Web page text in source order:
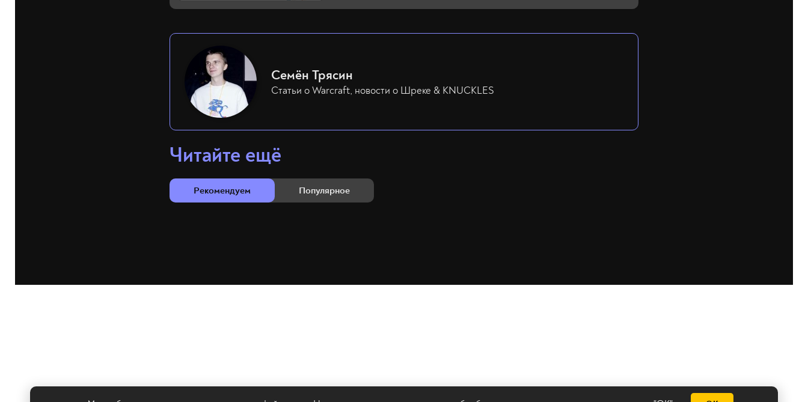
Семён Трясин
Статьи о Warcraft, новости о Шреке & KNUCKLES
Читайте ещё
Рекомендуем Популярное